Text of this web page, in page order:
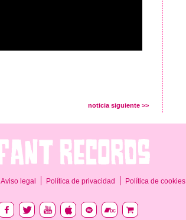
noticia siguiente >>
Aviso legal Política de privacidad Política de cookies